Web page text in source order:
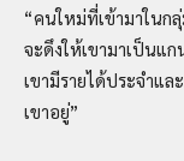
“คนใหม่ที่เข้ามาในก
จะดึงให้เขามาเป็นแ
เขามีรายได้ประจำแล
เขาอยู่”